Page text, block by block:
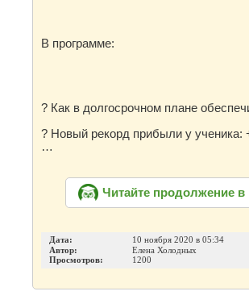
В программе:
? Как в долгосрочном плане
? Новый рекорд прибыли у ученика:
…
Читайте продолжение
Дата:
10 ноября 2020 в 05:34
Автор:
Елена Холодных
Просмотров:
1200